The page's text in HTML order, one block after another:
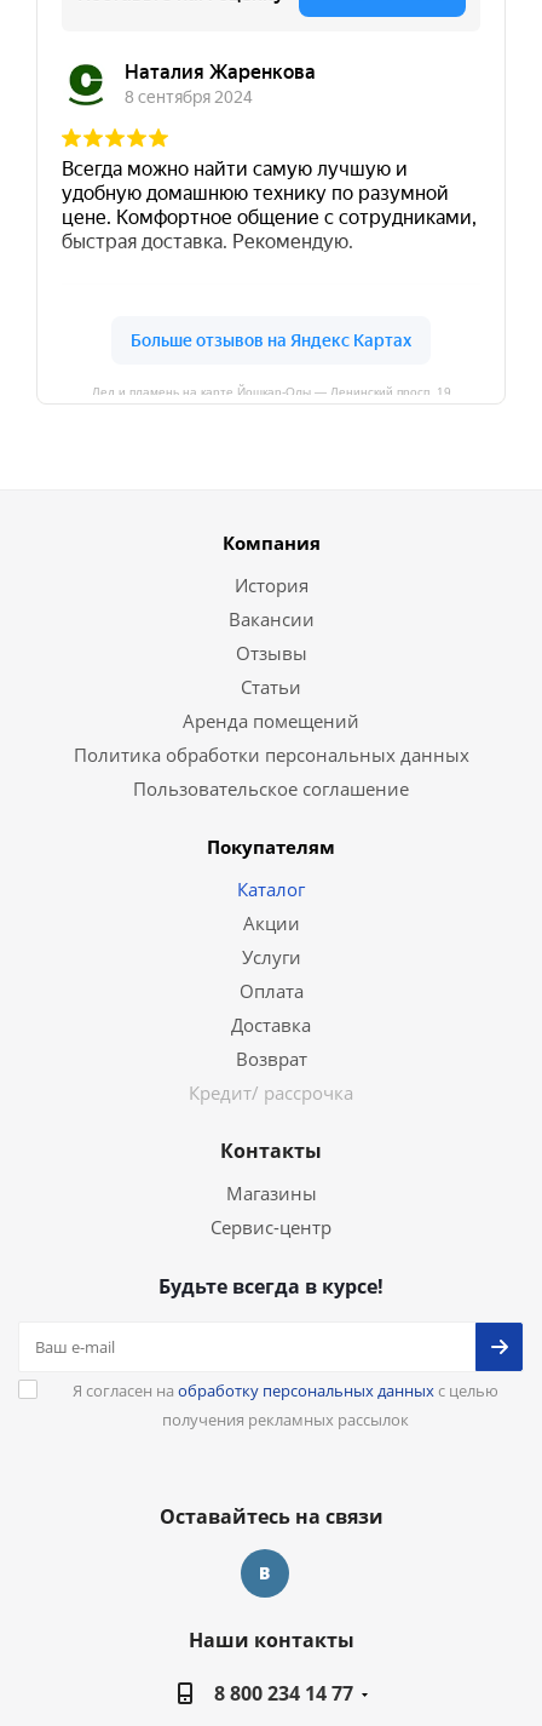
Лед и пламень на карте Йошкар‑Олы — Ленинский просп.,19
Компания
История
Вакансии
Отзывы
Статьи
Аренда помещений
Политика обработки персональных данных
Пользовательское соглашение
Покупателям
Каталог
Акции
Услуги
Оплата
Доставка
Возврат
Кредит/ рассрочка
Контакты
Магазины
Сервис-центр
Будьте всегда в курсе!
Я согласен на обработку персональных данныхс целью
получения рекламных рассылок
Оставайтесь на связи
Наши контакты
8 800 234 14 77